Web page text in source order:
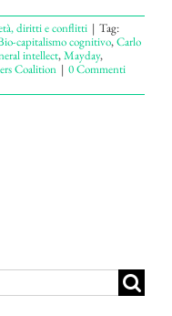
diritti e conflitti | Tag:
capitalismo cognitivo,Carlo
intellect,Mayday,
Coalition | 0 Commenti